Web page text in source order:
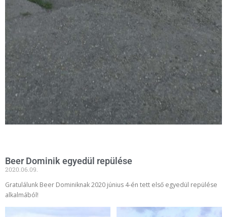
Beer Dominik egyedül repülése
2020.06.09.
Gratulálunk Beer Dominiknak 2020 június 4-én tett első egyedül repülése
alkalmából!